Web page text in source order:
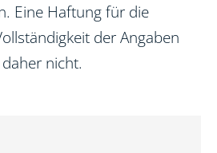
Eine Haftung für die
der Angaben
nicht.